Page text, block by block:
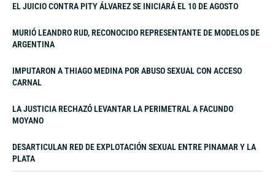
EL JUICIO CONTRA PITY ÁLVAREZ SE INICIARÁ EL 10 DE AGOSTO
MURIÓ LEANDRO RUD, RECONOCIDO REPRESENTANTE DE MODELOS DE
ARGENTINA
IMPUTARON A THIAGO MEDINA POR ABUSO SEXUAL CON ACCESO
CARNAL
LA JUSTICIA RECHAZÓ LEVANTAR LA PERIMETRAL A FACUNDO
MOYANO
DESARTICULAN RED DE EXPLOTACIÓN SEXUAL ENTRE PINAMAR Y LA
PLATA